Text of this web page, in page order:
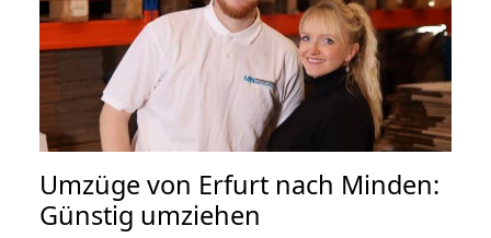
Umzüge von Erfurt nach Minden:
Günstig umziehen